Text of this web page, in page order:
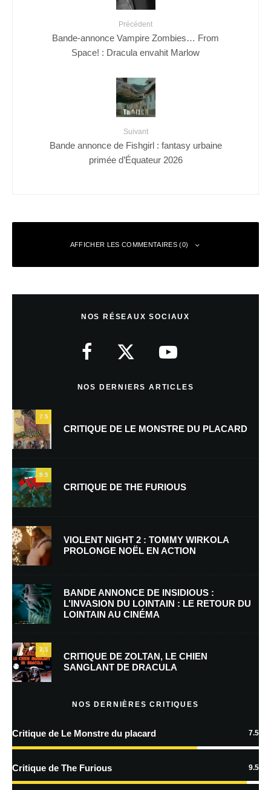
Précédent
Bande-annonce Vampire Zombies… From
Space! : Dracula envahit Marlow
Suivant
Bande annonce de Fishgirl : fantasy urbaine
primée d’Équateur 2026
AFFICHER LES COMMENTAIRES (0)
Nom*
E-mail *
Enregistrer mon nom, mon e-mail et mon site dans le navigateur pour
mon prochain commentaire.
Prévenez-moi de tous les nouveaux commentaires par e-mail.
Prévenez-moi de tous les nouveaux articles par e-mail.
En savoir
traitées
NOS RÉSEAUX SOCIAUX
NOS DERNIERS ARTICLES
7.5
CRITIQUE DE LE MONSTRE DU PLACARD
9.5
CRITIQUE DE THE FURIOUS
VIOLENT NIGHT 2 : TOMMY WIRKOLA
PROLONGE NOËL EN ACTION
BANDE ANNONCE DE INSIDIOUS :
L’INVASION DU LOINTAIN : LE RETOUR DU
LOINTAIN AU CINÉMA
7.5
CRITIQUE DE ZOLTAN, LE CHIEN
SANGLANT DE DRACULA
NOS DERNIÈRES CRITIQUES
Critique de Le Monstre du placard 7.5
Critique de The Furious 9.5